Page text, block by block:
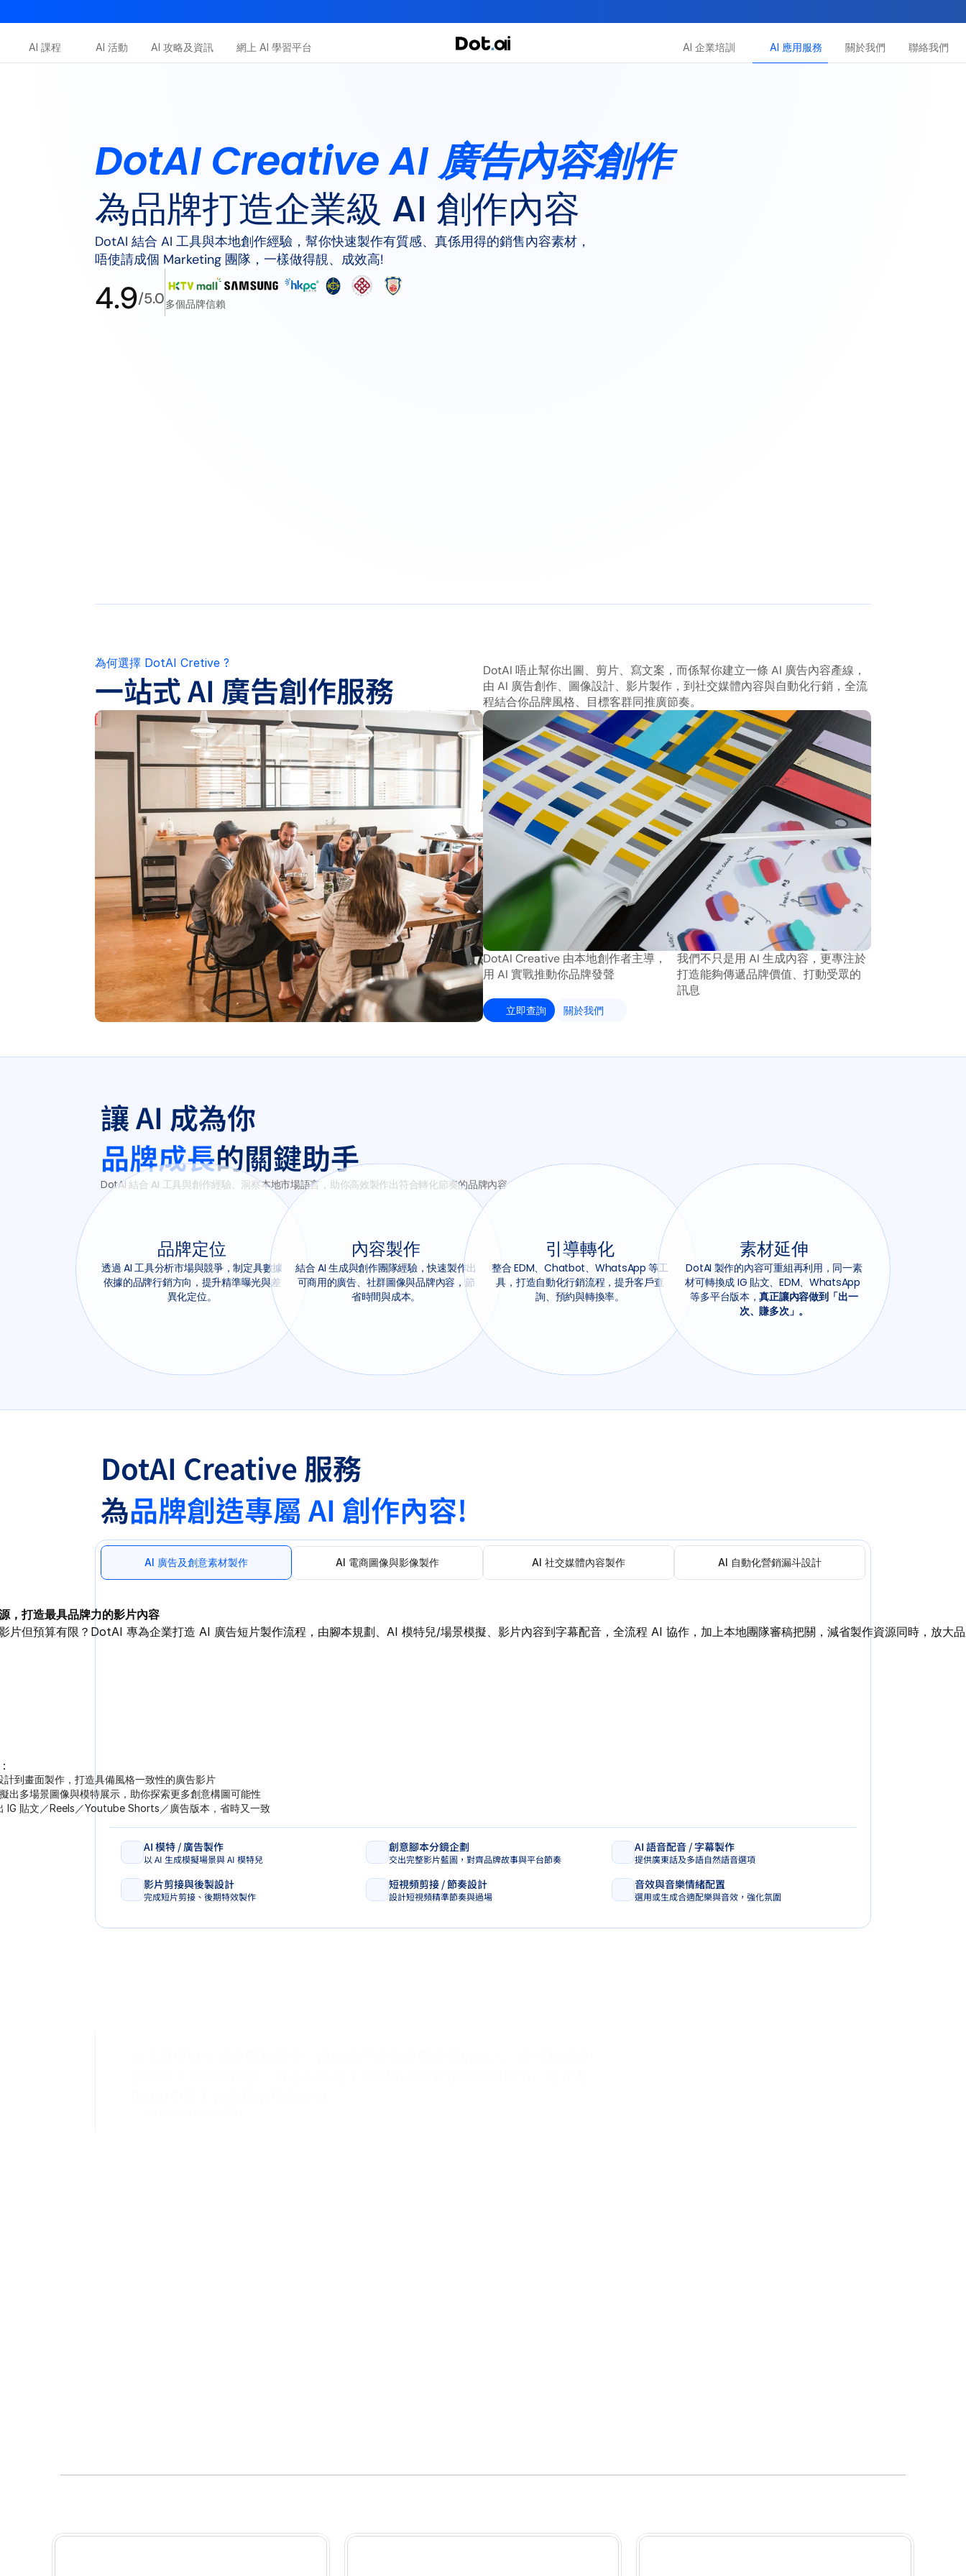
DotAI Creative AI 廣告內容創作
為品牌打造企業級 AI 創作內容
DotAI 結合 AI 工具與本地創作經驗，幫你快速製作有質感、真係用得的銷售內容素材，
唔使請成個 Marketing 團隊，一樣做得靚、成效高!
4.9/5.0多個品牌信賴
為何選擇 DotAI Cretive ?
一站式 AI 廣告創作服務
DotAI 唔止幫你出圖、剪片、寫文案，而係幫你建立一條 AI 廣告內容產線，
由 AI 廣告創作、圖像設計、影片製作，到社交媒體內容與自動化行銷，全流
程結合你品牌風格、目標客群同推廣節奏。
DotAI Creative 由本地創作者主導，
用 AI 實戰推動你品牌發聲
我們不只是用 AI 生成內容，更專注於
打造能夠傳遞品牌價值、打動受眾的
訊息
立即查詢 關於我們
讓 AI 成為你
品牌成長的關鍵助手
DotAI 結合 AI 工具與創作經驗、洞察本地市場語言，助你高效製作出符合轉化節奏的品牌內容
品牌定位
透過 AI 工具分析市場與競爭，制定具數據
依據的品牌行銷方向，提升精準曝光與差
異化定位。
內容製作
結合 AI 生成與創作團隊經驗，快速製作出
可商用的廣告、社群圖像與品牌內容，節
省時間與成本。
引導轉化
整合 EDM、Chatbot、WhatsApp 等工
具，打造自動化行銷流程，提升客戶查
詢、預約與轉換率。
素材延伸
DotAI 製作的內容可重組再利用，同一素
材可轉換成 IG 貼文、EDM、WhatsApp
等多平台版本，真正讓內容做到「出一
次、賺多次」。
DotAI Creative 服務
為品牌創造專屬 AI 創作內容!
AI 廣告及創意素材製作 AI 電商圖像與影像製作 AI 社交媒體內容製作 AI 自動化營銷漏斗設計
，打造最具品牌力的影片內容
片但預算有限？DotAI 專為企業打造 AI 廣告短片製作流程，由腳本規劃、AI 模特兒/場景模擬、影片內容到字幕配音，全流程 AI 協作，加上本地團隊審稿把關，減省製作資源同時，放大
計到畫面製作，打造具備風格一致性的廣告影片
出多場景圖像與模特展示，助你探索更多創意構圖可能性
IG 貼文／Reels／Youtube Shorts／廣告版本，省時又一致
創意腳本分鏡企劃
交出完整影片藍圖，對齊品牌故事與平台節奏
AI 模特 / 廣告製作
以 AI 生成模擬場景與 AI 模特兒
短視頻剪接 / 節奏設計
設計短視頻精準節奏與過場
AI 語音配音 / 字幕製作
提供廣東話及多語自然語音選項
影片剪接與後製設計
完成短片剪接、後期特效製作
音效與音樂情緒配置
選用或生成合適配樂與音效，強化氛圍
無需拍攝、無需模特，一鍵批量製作可上架素材!
DotAI 結合 AI 圖像生成與電商廣告設計經驗，協助你製作大批風格統一、產品對位的圖像與短片，適用於社交平台、購物網站與廣告渠道，真正節省拍攝資源，快速完成素材上線。
一鍵生成專屬品牌風格的電商素材，可即時上架
透過 AI 建構產品情境圖、模特演示圖與短片，協助品牌節省拍攝成本
讓品牌素材從單一設計變成一整套內容資源庫，靈活支援促銷
商品主圖／展示圖製作
打造吸睛電商主圖與多角度展示素材
模擬模特／使用情境圖像
無需聘請模特或安排拍攝，AI 模擬出真實生活感圖
批量系列化視覺套圖
針對整個產品系列一次性產出風格一致的內容
數字人銷售短片
以 AI 數字人製作產品推介影片
AI 多語配音推廣
支援粵語／普通話／英語等語音與字幕同步處理
跨平台廣告素材
一稿多用，快速轉出多平台格式
定貼地又有策略性的社群內容主軸，令出帖唔再隨機!
團隊會根據你的品牌定位、年度推廣重點、熱門節日與市場趨勢，設計適用於 1 個月以上的社交媒體主題架構。我們會結合 AI 分析與競爭對手觀察，提出貼文週期建議與內容優先順序
會得到：
品牌語調分析與競品拆解，令內容方向夠貼地又有主見
一個月完整社交內容日曆，涵蓋主題、圖文與貼文
AI 圖像＋針對性文案設計，吸引目光、停留、互動與再關注
品牌語氣與定位策劃
制定貼地又有策略性的社群內容主軸
專屬 AI 小編 GPTS 建立服務
打造結合圖像與文案生成的品牌 AI 小編
社交媒體主題規劃
建立社群月曆，規劃出帖頻率
社交媒體文案及圖像製作
撰寫吸睛文案，搭配具品牌風格的社群視覺圖
貼文圖片與範本設計
依據品牌風格與平台習慣，設計範本排版
DotAI 平台聯合曝光
整合 DotAI 自有媒體資源，提供社群平台曝光
由引流到轉化，全流程交給 AI 幫你自動運作！
我們協助你建構一套可持續執行的 AI 營銷漏斗系統，整合內容排程、訊息推送、名單收集與行銷回應，讓你無需人工逐步操作，也能每日穩定推進成交轉化。
一支專屬你品牌 AI 營銷團隊，全年無休自動運作
幫你處理內容排程、用戶銷售回覆、自動轉化等營銷重複任務
支援串接 WhatsApp、EDM、社交平台與網站，整合互動入口
自動化內容靈感與貼文排程
透過 AI 建構貼文日曆與靈感庫
社交平台自動出帖與時程管理
整合 AI 工具與排程平台，自動發佈內容
AI SEO 內容推廣服務
協助您快速完成關鍵字分析、文章撰寫與內容優化
EDM 電郵自動寄發系統
設計品牌電郵流程，按行為觸發自動發送優惠
分眾名單管理與再行銷設計
依用戶行為自動分類潛在客戶，推送對應訊息
ChatGPT 銷售助手串接
為你的網站設計 AI 銷售助手，7x24 提供問答導購
AI 課程 AI 活動 AI 攻略及資訊 網上 AI 學習平台 AI 企業培訓 AI 應用服務 關於我們 聯絡我們
Dot.AI Academy
多種專項技能提升課程
助你全面掌握AI應用
實用課程
我們有三大課程